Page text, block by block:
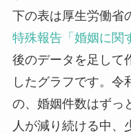
下の表は厚生労働省
特殊報告「婚姻に関
後のデータを足して
したグラフです。令
の、婚姻件数はずっ
人が減り続ける中、